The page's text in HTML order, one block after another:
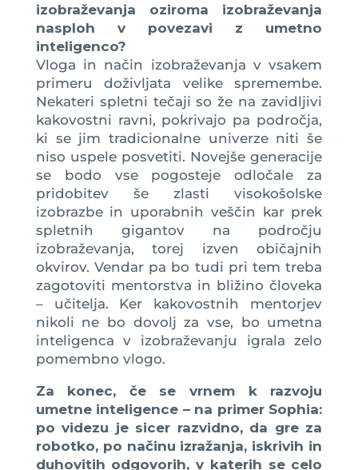
izobraževanja oziroma izobraževanja
nasploh v povezavi z umetno
inteligenco?
Vloga in način izobraževanja v vsakem
primeru doživljata velike spremembe.
Nekateri spletni tečaji so že na zavidljivi
kakovostni ravni, pokrivajo pa področja,
ki se jim tradicionalne univerze niti še
niso uspele posvetiti. Novejše generacije
se bodo vse pogosteje odločale za
pridobitev še zlasti visokošolske
izobrazbe in uporabnih veščin kar prek
spletnih gigantov na področju
izobraževanja, torej izven običajnih
okvirov. Vendar pa bo tudi pri tem treba
zagotoviti mentorstva in bližino človeka
– učitelja. Ker kakovostnih mentorjev
nikoli ne bo dovolj za vse, bo umetna
inteligenca v izobraževanju igrala zelo
pomembno vlogo.
Za konec, če se vrnem k razvoju
umetne inteligence – na primer Sophia:
po videzu je sicer razvidno, da gre za
robotko, po načinu izražanja, iskrivih in
duhovitih odgovorih, v katerih se celo